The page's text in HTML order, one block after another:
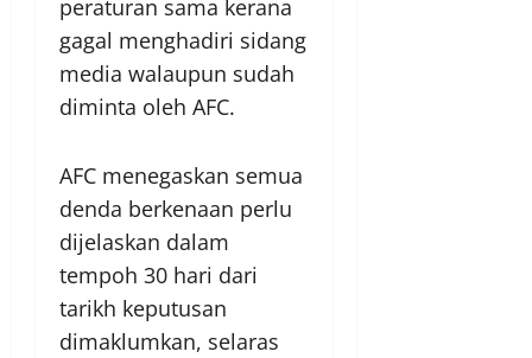
peraturan sama kerana
gagal menghadiri sidang
media walaupun sudah
diminta oleh AFC.
AFC menegaskan semua
denda berkenaan perlu
dijelaskan dalam
tempoh 30 hari dari
tarikh keputusan
dimaklumkan, selaras